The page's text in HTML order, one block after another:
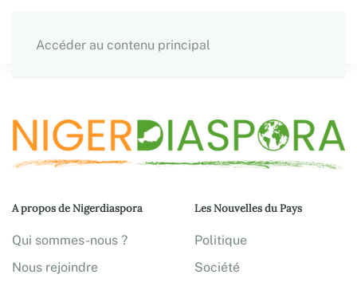
Accéder au contenu principal
A propos de Nigerdiaspora
Qui sommes-nous ?
Nous rejoindre
Les Nouvelles du Pays
Politique
Société